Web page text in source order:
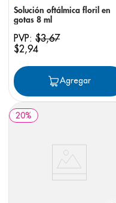
Solución oftálmica floril en
gotas 8 ml
PVP: $3,67
$2,94
Agregar
20%